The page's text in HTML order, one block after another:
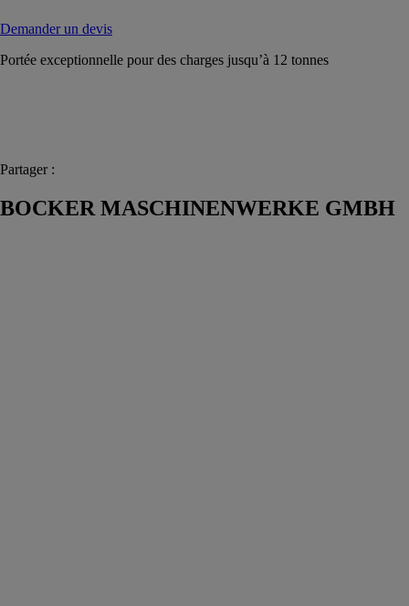
Demander un devis
Portée exceptionnelle pour des charges jusqu’à 12 tonnes
Partager :
BOCKER MASCHINENWERKE GMBH